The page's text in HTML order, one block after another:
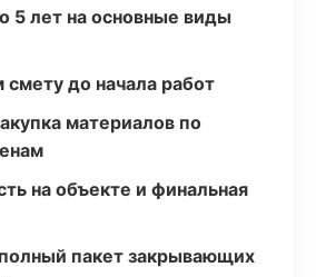
5 лет на основные виды
до начала работ
материалов по
на объекте и финальная
пакет закрывающих